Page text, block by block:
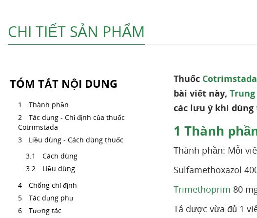
CHI TIẾT SẢN PHẨM
TÓM TẮT NỘI DUNG
Thành phần
Tác dụng - Chỉ định của thuốc
Cotrimstada
Liều dùng - Cách dùng thuốc
Cách dùng
Liều dùng
Chống chỉ định
Tác dụng phụ
Tương tác
Thuốc Cotrimstada
bài viết này,
các lưu ý khi
1 Thành
Thành phần: Mỗi
Sulfamethoxazol
Trimethoprim 80
Tá dược vừa đủ 1